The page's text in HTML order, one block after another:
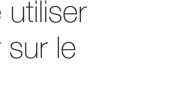
utiliser
sur le